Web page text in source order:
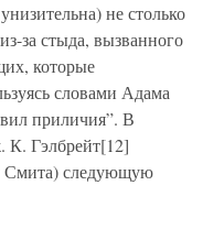
не столько
за стыда, вызванного
которые
словами Адама
приличия”. В
К. Гэлбрейт[12]
Смита) следующую